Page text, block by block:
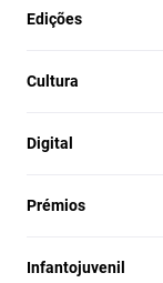
Edições
Cultura
Digital
Prémios
Infantojuvenil